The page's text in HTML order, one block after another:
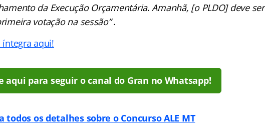
da Execução Orçamentária.Amanhã, [o PLDO] deve ser
votação na sessão”.
aqui!
aqui para seguir o canal do Gran no Whatsapp!
todos os detalhes sobre o Concurso ALE MT